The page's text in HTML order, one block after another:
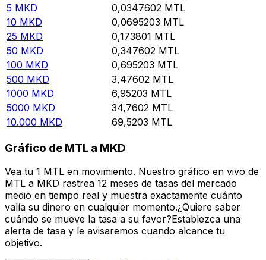
5 MKD 0,0347602 MTL
10 MKD 0,0695203 MTL
25 MKD 0,173801 MTL
50 MKD 0,347602 MTL
100 MKD 0,695203 MTL
500 MKD 3,47602 MTL
1000 MKD 6,95203 MTL
5000 MKD 34,7602 MTL
10.000 MKD 69,5203 MTL
Gráfico de MTL a MKD
Vea tu 1 MTL en movimiento. Nuestro gráfico en vivo de
MTL a MKD rastrea 12 meses de tasas del mercado
medio en tiempo real y muestra exactamente cuánto
valía su dinero en cualquier momento.¿Quiere saber
cuándo se mueve la tasa a su favor?Establezca una
alerta de tasa y le avisaremos cuando alcance tu
objetivo.